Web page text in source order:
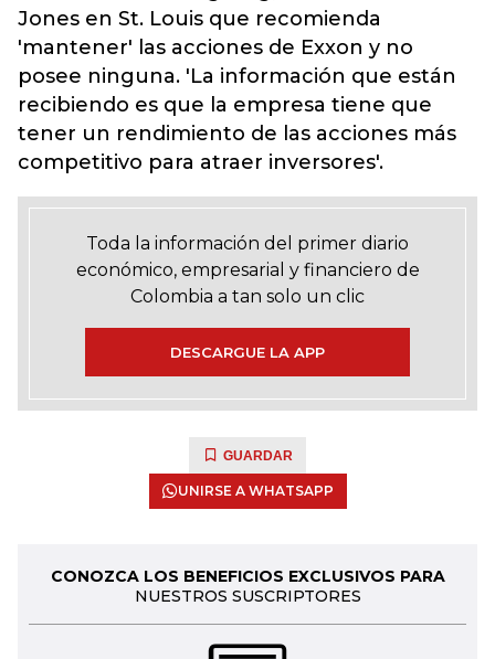
Jones en St. Louis que recomienda
'mantener' las acciones de Exxon y no
posee ninguna. 'La información que están
recibiendo es que la empresa tiene que
tener un rendimiento de las acciones más
competitivo para atraer inversores'.
Toda la información del primer diario
económico, empresarial y financiero de
Colombia a tan solo un clic
DESCARGUE LA APP
GUARDAR
UNIRSE A WHATSAPP
CONOZCA LOS BENEFICIOS EXCLUSIVOS PARA
NUESTROS SUSCRIPTORES